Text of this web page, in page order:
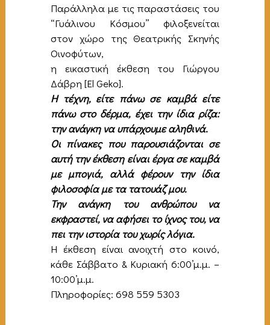
Παράλληλα με τις παραστάσεις του
“Γυάλινου Κόσμου” φιλοξενείται
στον χώρο της Θεατρικής Σκηνής
Οινοφύτων,
η εικαστική έκθεση του Γιώργου
Δάβρη [El Geko].
Η τέχνη, είτε πάνω σε καμβά είτε
πάνω στο δέρμα, έχει την ίδια ρίζα:
την ανάγκη να υπάρχουμε αληθινά.
Οι πίνακες που παρουσιάζονται σε
αυτή την έκθεση είναι έργα σε καμβά
με μπογιά, αλλά φέρουν την ίδια
φιλοσοφία με τα τατουάζ μου.
Την ανάγκη του ανθρώπου να
εκφραστεί, να αφήσει το ίχνος του, να
πει την ιστορία του χωρίς λόγια.
Η έκθεση είναι ανοιχτή στο κοινό,
κάθε Σάββατο & Κυριακή 6:00’μ.μ. –
10:00’μ.μ.
Πληροφορίες: 698 559 5303